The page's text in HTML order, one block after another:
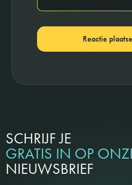
Reactie
SCHRIJF JE
GRATIS IN OP
NIEUWSBRIEF